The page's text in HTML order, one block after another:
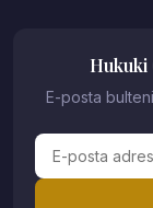
Hukuki
E-posta